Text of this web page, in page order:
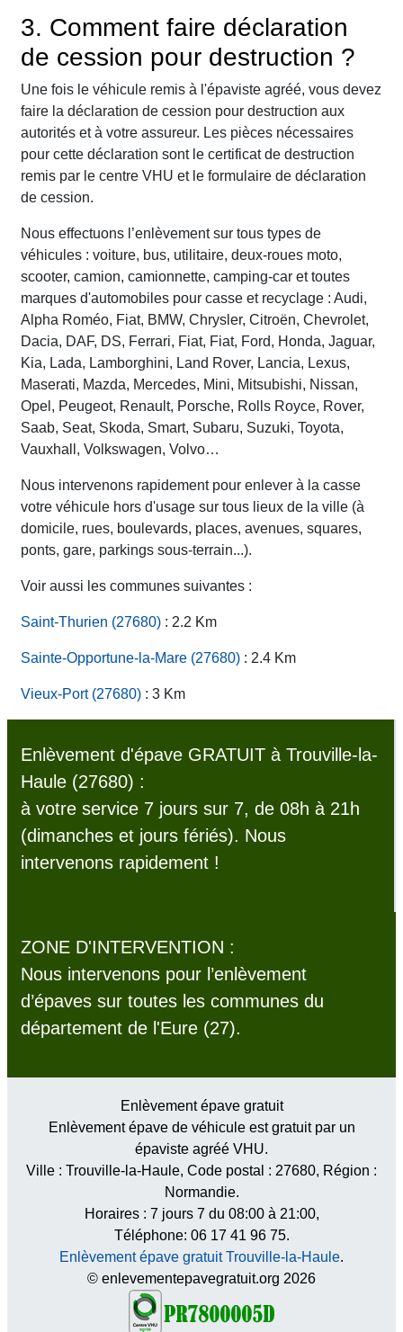
3. Comment faire déclaration
de cession pour destruction ?
Une fois le véhicule remis à l'épaviste agréé, vous devez
faire la déclaration de cession pour destruction aux
autorités et à votre assureur. Les pièces nécessaires
pour cette déclaration sont le certificat de destruction
remis par le centre VHU et le formulaire de déclaration
de cession.
Nous effectuons l’enlèvement sur tous types de
véhicules : voiture, bus, utilitaire, deux-roues moto,
scooter, camion, camionnette, camping-car et toutes
marques d'automobiles pour casse et recyclage : Audi,
Alpha Roméo, Fiat, BMW, Chrysler, Citroën, Chevrolet,
Dacia, DAF, DS, Ferrari, Fiat, Fiat, Ford, Honda, Jaguar,
Kia, Lada, Lamborghini, Land Rover, Lancia, Lexus,
Maserati, Mazda, Mercedes, Mini, Mitsubishi, Nissan,
Opel, Peugeot, Renault, Porsche, Rolls Royce, Rover,
Saab, Seat, Skoda, Smart, Subaru, Suzuki, Toyota,
Vauxhall, Volkswagen, Volvo…
Nous intervenons rapidement pour enlever à la casse
votre véhicule hors d'usage sur tous lieux de la ville (à
domicile, rues, boulevards, places, avenues, squares,
ponts, gare, parkings sous-terrain...).
Voir aussi les communes suivantes :
Saint-Thurien (27680) : 2.2 Km
Sainte-Opportune-la-Mare (27680) : 2.4 Km
Vieux-Port (27680) : 3 Km
Enlèvement d'épave GRATUIT à Trouville-la-
Haule (27680) :
à votre service 7 jours sur 7, de 08h à 21h
(dimanches et jours fériés). Nous
intervenons rapidement !
ZONE D'INTERVENTION :
Nous intervenons pour l’enlèvement
d’épaves sur toutes les communes du
département de l'Eure (27).
Enlèvement épave gratuit
Enlèvement épave de véhicule est gratuit par un
épaviste agréé VHU.
Ville : Trouville-la-Haule, Code postal : 27680, Région :
Normandie.
Horaires : 7 jours 7 du 08:00 à 21:00,
Téléphone: 06 17 41 96 75.
Enlèvement épave gratuit Trouville-la-Haule.
© enlevementepavegratuit.org 2026